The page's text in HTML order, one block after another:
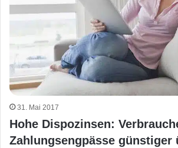
31. Mai 2017
Hohe Dispozinsen:
Zahlungsengpässe günstiger